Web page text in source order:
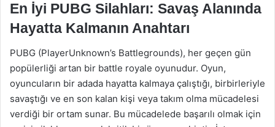
En İyi PUBG Silahları: Savaş Alanında
Hayatta Kalmanın Anahtarı
PUBG (PlayerUnknown’s Battlegrounds), her geçen gün
popülerliği artan bir battle royale oyunudur. Oyun,
oyuncuların bir adada hayatta kalmaya çalıştığı, birbirleriyle
savaştığı ve en son kalan kişi veya takım olma mücadelesi
verdiği bir ortam sunar. Bu mücadelede başarılı olmak için